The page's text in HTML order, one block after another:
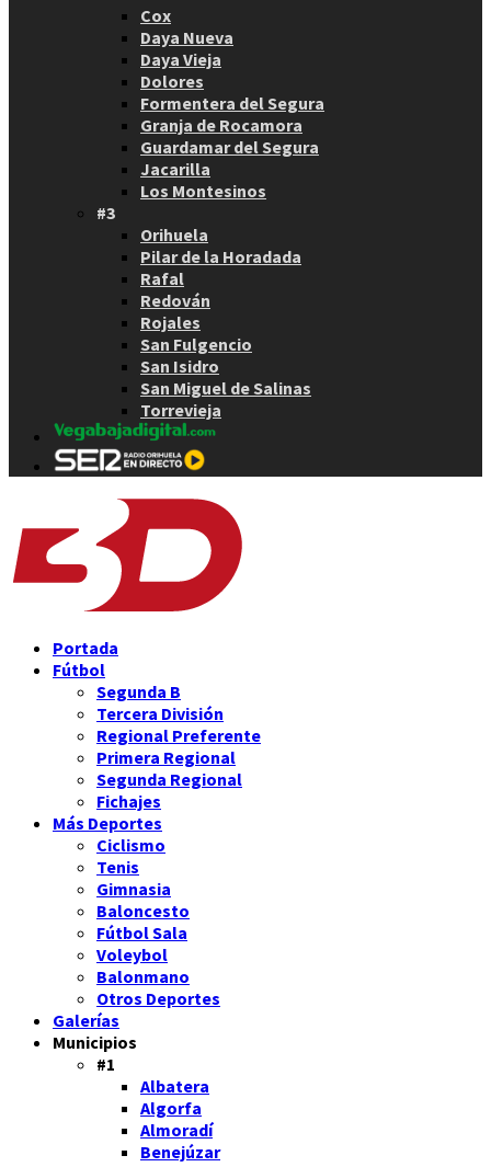
Cox
Daya Nueva
Daya Vieja
Dolores
Formentera del Segura
Granja de Rocamora
Guardamar del Segura
Jacarilla
Los Montesinos
#3
Orihuela
Pilar de la Horadada
Rafal
Redován
Rojales
San Fulgencio
San Isidro
San Miguel de Salinas
Torrevieja
Portada
Fútbol
Segunda B
Tercera División
Regional Preferente
Primera Regional
Segunda Regional
Fichajes
Más Deportes
Ciclismo
Tenis
Gimnasia
Baloncesto
Fútbol Sala
Voleybol
Balonmano
Otros Deportes
Galerías
Municipios
#1
Albatera
Algorfa
Almoradí
Benejúzar